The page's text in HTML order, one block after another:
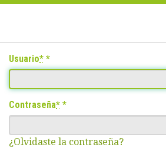
Usuario*
Contraseña*
¿Olvidaste la contraseña?